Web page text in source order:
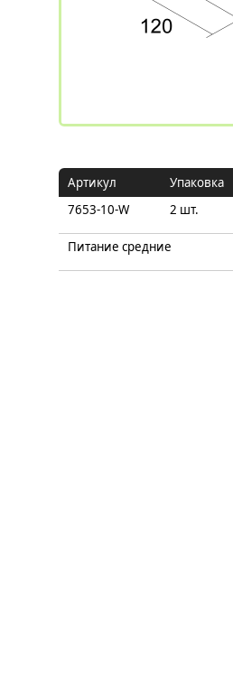
Артикул Упаковка
7653-10-W
2 шт.
Питание средние